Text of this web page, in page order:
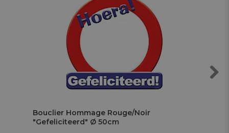
Bouclier Hommage Rouge/Noir
"Gefeliciteerd" Ø 50cm